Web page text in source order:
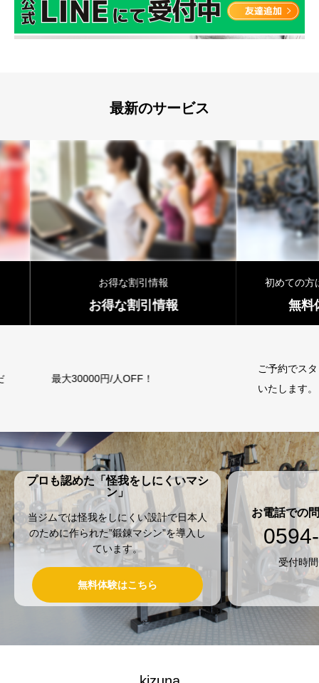
最新のサービス
初めての方はまずはこちらから！
無料体験受付中！
プロも認めた「怪我をしにくいマシ
ン」
当ジムでは怪我をしにくい設計で日本人
のために作られた”鍛錬マシン”を導入し
ています。
無料体験はこちら
お電話での
受付時